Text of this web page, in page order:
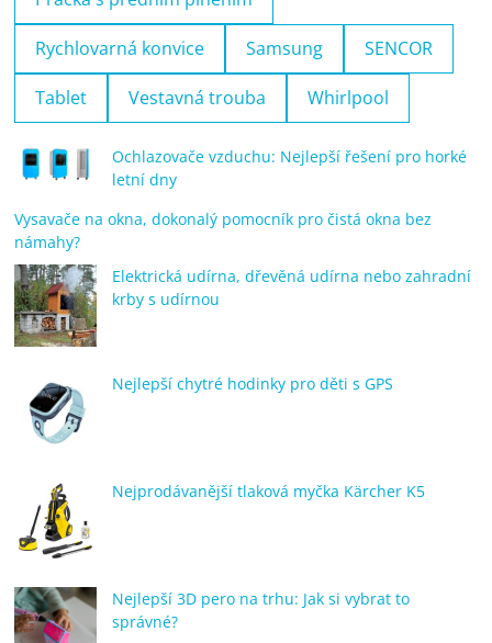
Rychlovarná konvice Samsung SENCOR
Tablet Vestavná trouba Whirlpool
Ochlazovače vzduchu: Nejlepší řešení pro horké
letní dny
Vysavače na okna, dokonalý pomocník pro čistá okna bez
námahy?
Elektrická udírna, dřevěná udírna nebo zahradní
krby s udírnou
Nejlepší chytré hodinky pro děti s GPS
Nejprodávanější tlaková myčka Kärcher K5
Nejlepší 3D pero na trhu: Jak si vybrat to
správné?